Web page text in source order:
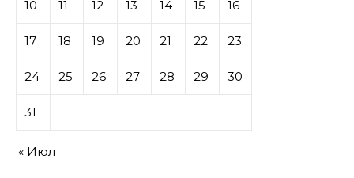
10 11 12 13 14 15 16
17 18 19 20 21 22 23
24 25 26 27 28 29 30
31
« Июл